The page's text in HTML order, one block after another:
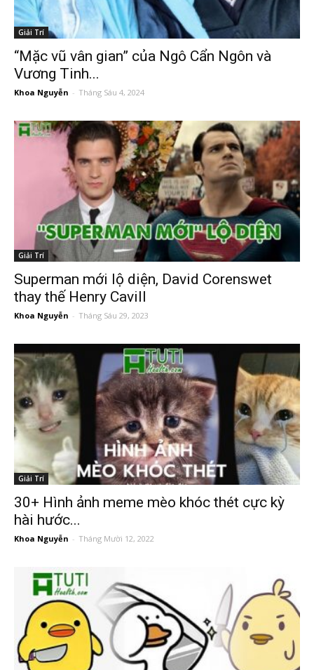
Giải Trí
“Mặc vũ vân gian” của Ngô Cẩn Ngôn và
Vương Tinh...
Khoa Nguyễn - Tháng Sáu 4, 2024
Giải Trí
Superman mới lộ diện, David Corenswet
thay thế Henry Cavill
Khoa Nguyễn - Tháng Sáu 29, 2023
Giải Trí
30+ Hình ảnh meme mèo khóc thét cực kỳ
hài hước...
Khoa Nguyễn - Tháng Mười 12, 2022